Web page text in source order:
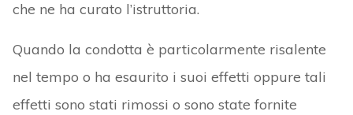
che ne ha curato l’istruttoria.
Quando la condotta è particolarmente risalente
nel tempo o ha esaurito i suoi effetti oppure tali
effetti sono stati rimossi o sono state fornite